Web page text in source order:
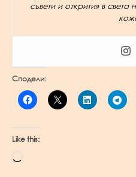
съвети и открития в
Сподели:
Like this:
Loading…